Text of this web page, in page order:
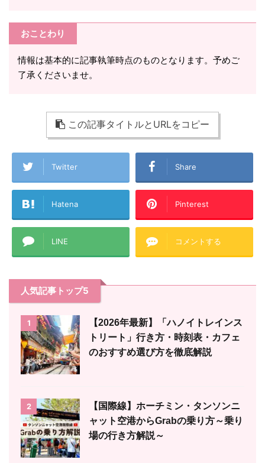
おことわり
情報は基本的に記事執筆時点のものとなります。予めご
了承くださいませ。
この記事タイトルとURLをコピー
Twitter Share
Hatena Pinterest
LINE コメントする
人気記事トップ5
1
【2026年最新】「ハノイトレインス
トリート」行き方・時刻表・カフェ
のおすすめ選び方を徹底解説
2
【国際線】ホーチミン・タンソンニ
ャット空港からGrabの乗り方～乗り
場の行き方解説～